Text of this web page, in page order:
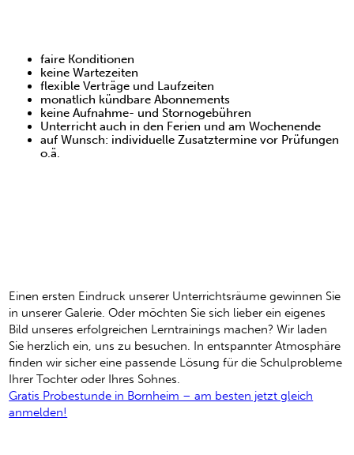
faire Konditionen
keine Wartezeiten
flexible Verträge und Laufzeiten
monatlich kündbare Abonnements
keine Aufnahme- und Stornogebühren
Unterricht auch in den Ferien und am Wochenende
auf Wunsch: individuelle Zusatztermine vor Prüfungen
o.ä.
Einen ersten Eindruck unserer Unterrichtsräume gewinnen Sie
in unserer Galerie. Oder möchten Sie sich lieber ein eigenes
Bild unseres erfolgreichen Lerntrainings machen? Wir laden
Sie herzlich ein, uns zu besuchen. In entspannter Atmosphäre
finden wir sicher eine passende Lösung für die Schulprobleme
Ihrer Tochter oder Ihres Sohnes.
Gratis Probestunde in Bornheim – am besten jetzt gleich
anmelden!